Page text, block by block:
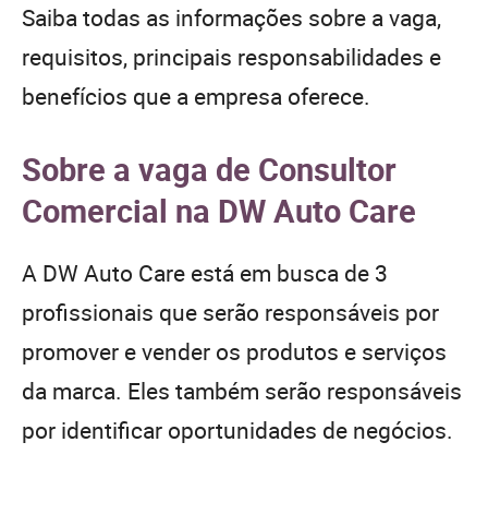
Saiba todas as informações sobre a vaga,
requisitos, principais responsabilidades e
benefícios que a empresa oferece.
Sobre a vaga de Consultor
Comercial na DW Auto Care
A DW Auto Care está em busca de 3
profissionais que serão responsáveis por
promover e vender os produtos e serviços
da marca. Eles também serão responsáveis
por identificar oportunidades de negócios.